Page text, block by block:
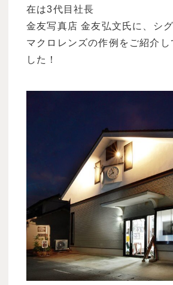
在は3代目社長
金友写真店 金友弘文氏に、シ
マクロレンズの作例をご紹介し
した！